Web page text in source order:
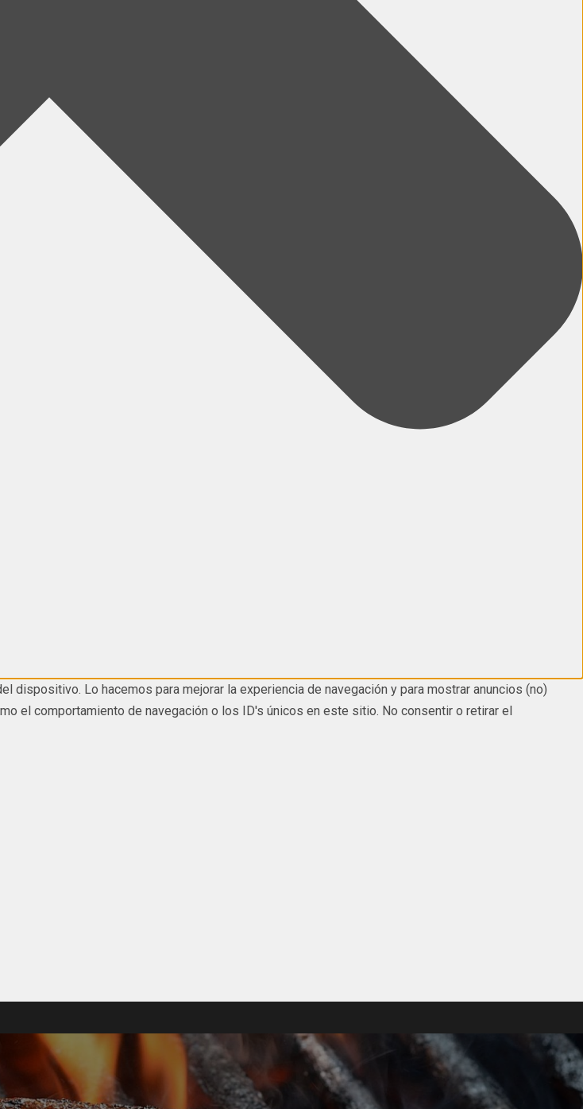
Lo hacemos para mejorar la experiencia de navegación y para mostrar anuncios (no)
el comportamiento de navegación o los ID's únicos en este sitio. No consentir o retirar el